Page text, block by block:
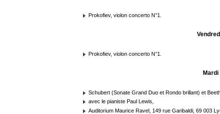
Prokofiev, violon concerto N°1.
Prokofiev, violon concerto N°1.
Schubert (Sonate Grand Duo et Rondo brillant) et
avec le pianiste Paul Lewis,
Auditorium Maurice Ravel, 149 rue Garibaldi, 69 003